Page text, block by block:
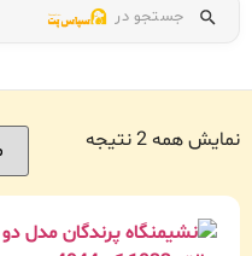
جستجو در
نمایش همه 2 نتیجه